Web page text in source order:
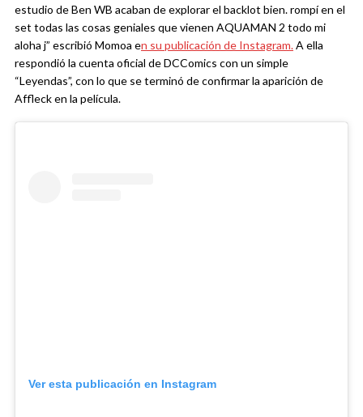
estudio de Ben WB acaban de explorar el backlot bien. rompí en el
set todas las cosas geniales que vienen AQUAMAN 2 todo mi
aloha j” escribió Momoa en su publicación de Instagram.A ella
respondió la cuenta oficial de DCComics con un simple
“Leyendas”, con lo que se terminó de confirmar la aparición de
Affleck en la película.
Ver esta publicación en Instagram